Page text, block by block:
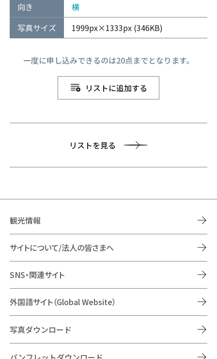
向き
横
写真サイズ
1999px×1333px (346KB)
一度に申し込みできるのは20点までとなります。
リストに追加する
リストを見る
観光情報
サイトについて/法人の皆さまへ
SNS・関連サイト
外国語サイト（Global Website）
写真ダウンロード